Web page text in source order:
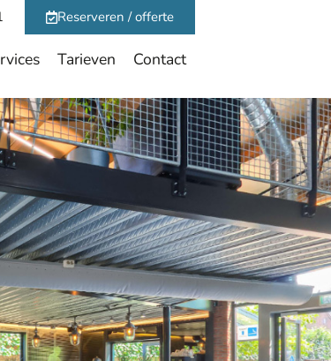
Reserveren / offerte
Tarieven Contact